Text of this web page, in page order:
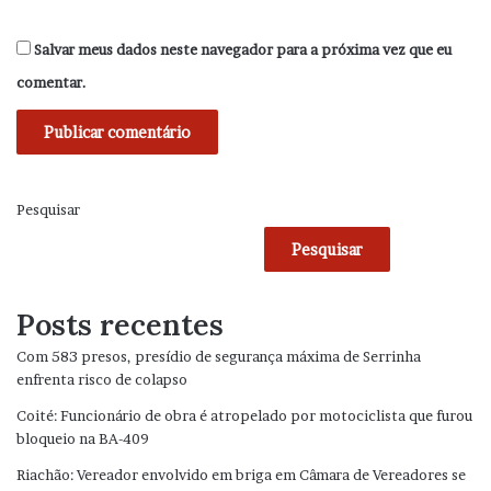
Salvar meus dados neste navegador para a próxima vez que eu
comentar.
Pesquisar
Pesquisar
Posts recentes
Com 583 presos, presídio de segurança máxima de Serrinha
enfrenta risco de colapso
Coité: Funcionário de obra é atropelado por motociclista que furou
bloqueio na BA-409
Riachão: Vereador envolvido em briga em Câmara de Vereadores se